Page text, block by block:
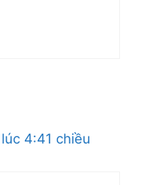
4:41 chiều